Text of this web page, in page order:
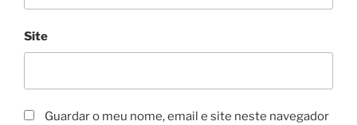
Site
Guardar o meu nome, email e site neste navegador